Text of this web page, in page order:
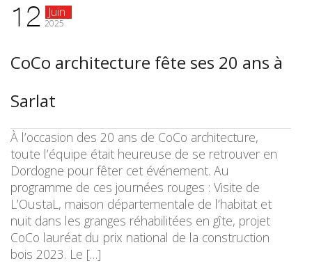
12 Juin
2025
CoCo architecture fête ses 20 ans à
Sarlat
À l’occasion des 20 ans de CoCo architecture,
toute l’équipe était heureuse de se retrouver en
Dordogne pour fêter cet événement. Au
programme de ces journées rouges : Visite de
L’OustaL, maison départementale de l’habitat et
nuit dans les granges réhabilitées en gîte, projet
CoCo lauréat du prix national de la construction
bois 2023. Le […]